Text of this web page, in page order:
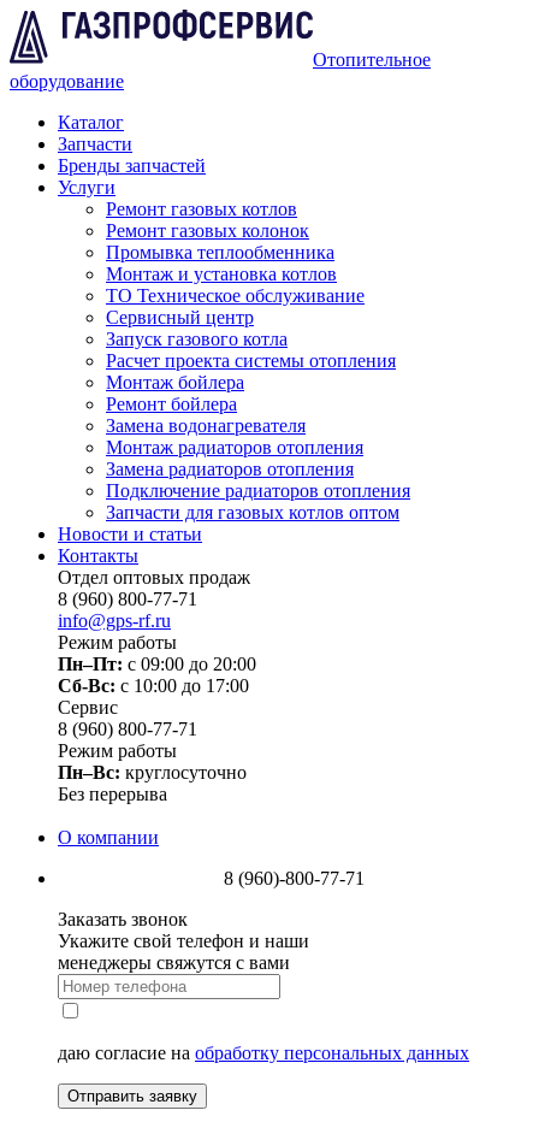
Отопительное
оборудование
Каталог
Запчасти
Бренды запчастей
Услуги
Ремонт газовых котлов
Ремонт газовых колонок
Промывка теплообменника
Монтаж и установка котлов
ТО Техническое обслуживание
Сервисный центр
Запуск газового котла
Расчет проекта системы отопления
Монтаж бойлера
Ремонт бойлера
Замена водонагревателя
Монтаж радиаторов отопления
Замена радиаторов отопления
Подключение радиаторов отопления
Запчасти для газовых котлов оптом
Новости и статьи
Контакты
Отдел оптовых продаж
8 (960) 800-77-71
info@gps-rf.ru
Режим работы
Пн–Пт: с 09:00 до 20:00
Сб-Вс: c 10:00 до 17:00
Сервис
8 (960) 800-77-71
Режим работы
Пн–Вс: круглосуточно
Без перерыва
О компании
8 (960)-800-77-71
Заказать звонок
Укажите свой телефон и наши
менеджеры свяжутся с вами
даю согласие на обработку персональных данных
Отправить заявку